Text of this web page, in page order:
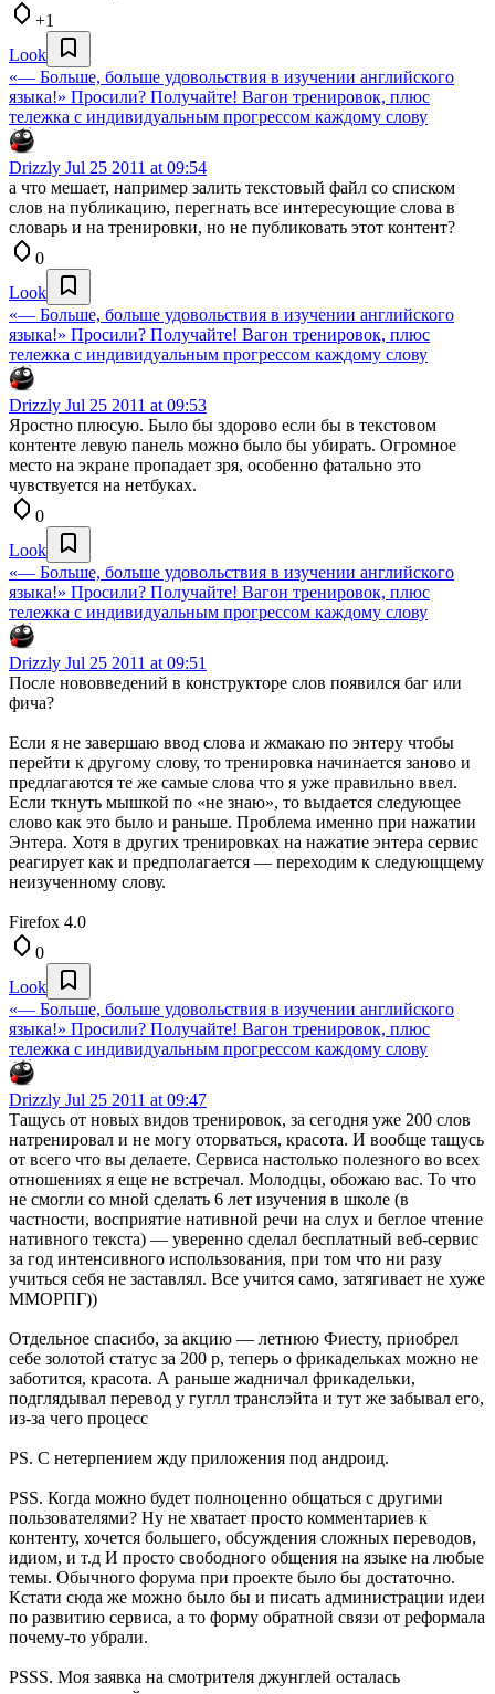
+1
Look
«— Больше, больше удовольствия в изучении английского
языка!» Просили? Получайте! Вагон тренировок, плюс
тележка с индивидуальным прогрессом каждому слову
Drizzly Jul 25 2011 at 09:54
а что мешает, например залить текстовый файл со списком
слов на публикацию, перегнать все интересующие слова в
словарь и на тренировки, но не публиковать этот контент?
0
Look
«— Больше, больше удовольствия в изучении английского
языка!» Просили? Получайте! Вагон тренировок, плюс
тележка с индивидуальным прогрессом каждому слову
Drizzly Jul 25 2011 at 09:53
Яростно плюсую. Было бы здорово если бы в текстовом
контенте левую панель можно было бы убирать. Огромное
место на экране пропадает зря, особенно фатально это
чувствуется на нетбуках.
0
Look
«— Больше, больше удовольствия в изучении английского
языка!» Просили? Получайте! Вагон тренировок, плюс
тележка с индивидуальным прогрессом каждому слову
Drizzly Jul 25 2011 at 09:51
После нововведений в конструкторе слов появился баг или
фича?
Если я не завершаю ввод слова и жмакаю по энтеру чтобы
перейти к другому слову, то тренировка начинается заново и
предлагаются те же самые слова что я уже правильно ввел.
Если ткнуть мышкой по «не знаю», то выдается следующее
слово как это было и раньше. Проблема именно при нажатии
Энтера. Хотя в других тренировках на нажатие энтера сервис
реагирует как и предполагается — переходим к следующщему
неизученному слову.
Firefox 4.0
0
Look
«— Больше, больше удовольствия в изучении английского
языка!» Просили? Получайте! Вагон тренировок, плюс
тележка с индивидуальным прогрессом каждому слову
Drizzly Jul 25 2011 at 09:47
Тащусь от новых видов тренировок, за сегодня уже 200 слов
натренировал и не могу оторваться, красота. И вообще тащусь
от всего что вы делаете. Сервиса настолько полезного во всех
отношениях я еще не встречал. Молодцы, обожаю вас. То что
не смогли со мной сделать 6 лет изучения в школе (в
частности, восприятие нативной речи на слух и беглое чтение
нативного текста) — уверенно сделал бесплатный веб-сервис
за год интенсивного использования, при том что ни разу
учиться себя не заставлял. Все учится само, затягивает не хуже
ММОРПГ))
Отдельное спасибо, за акцию — летнюю Фиесту, приобрел
себе золотой статус за 200 р, теперь о фрикадельках можно не
заботится, красота. А раньше жадничал фрикадельки,
подглядывал перевод у гуглл транслэйта и тут же забывал его,
из-за чего процесс
PS. С нетерпением жду приложения под андроид.
PSS. Когда можно будет полноценно общаться с другими
пользователями? Ну не хватает просто комментариев к
контенту, хочется большего, обсуждения сложных переводов,
идиом, и т.д И просто свободного общения на языке на любые
темы. Обычного форума при проекте было бы достаточно.
Кстати сюда же можно было бы и писать администрации идеи
по развитию сервиса, а то форму обратной связи от реформала
почему-то убрали.
PSSS. Моя заявка на смотрителя джунглей осталась